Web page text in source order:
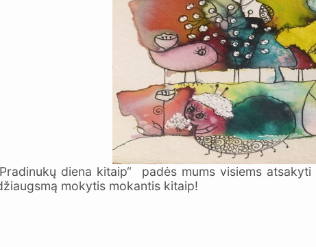
diena kitaip“ padės mums visiems
mokytis mokantis kitaip!